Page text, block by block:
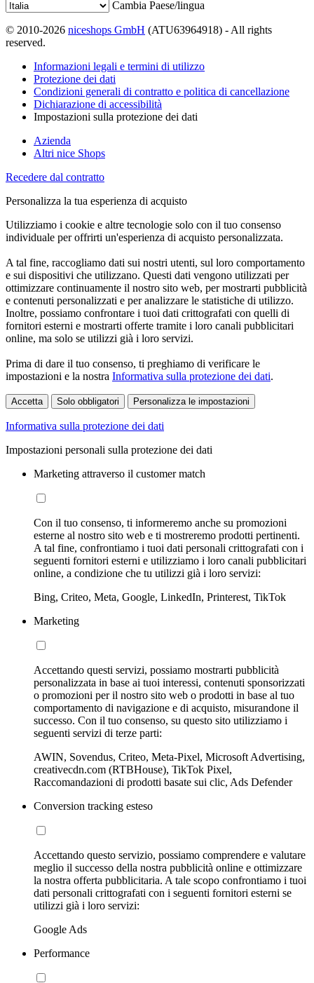
Cambia Paese/lingua
© 2010-2026 niceshops GmbH (ATU63964918) - All rights
reserved.
Informazioni legali e termini di utilizzo
Protezione dei dati
Condizioni generali di contratto e politica di cancellazione
Dichiarazione di accessibilità
Impostazioni sulla protezione dei dati
Azienda
Altri nice Shops
Recedere dal contratto
Personalizza la tua esperienza di acquisto
Utilizziamo i cookie e altre tecnologie solo con il tuo consenso
individuale per offrirti un'esperienza di acquisto personalizzata.
A tal fine, raccogliamo dati sui nostri utenti, sul loro comportamento
e sui dispositivi che utilizzano. Questi dati vengono utilizzati per
ottimizzare continuamente il nostro sito web, per mostrarti pubblicità
e contenuti personalizzati e per analizzare le statistiche di utilizzo.
Inoltre, possiamo confrontare i tuoi dati crittografati con quelli di
fornitori esterni e mostrarti offerte tramite i loro canali pubblicitari
online, ma solo se utilizzi già i loro servizi.
Prima di dare il tuo consenso, ti preghiamo di verificare le
impostazioni e la nostra Informativa sulla protezione dei dati.
Accetta Solo obbligatori Personalizza le impostazioni
Informativa sulla protezione dei dati
Impostazioni personali sulla protezione dei dati
Marketing attraverso il customer match
Con il tuo consenso, ti informeremo anche su promozioni
esterne al nostro sito web e ti mostreremo prodotti pertinenti.
A tal fine, confrontiamo i tuoi dati personali crittografati con i
seguenti fornitori esterni e utilizziamo i loro canali pubblicitari
online, a condizione che tu utilizzi già i loro servizi:
Bing, Criteo, Meta, Google, LinkedIn, Printerest, TikTok
Marketing
Accettando questi servizi, possiamo mostrarti pubblicità
personalizzata in base ai tuoi interessi, contenuti sponsorizzati
o promozioni per il nostro sito web o prodotti in base al tuo
comportamento di navigazione e di acquisto, misurandone il
successo. Con il tuo consenso, su questo sito utilizziamo i
seguenti servizi di terze parti:
AWIN, Sovendus, Criteo, Meta-Pixel, Microsoft Advertising,
creativecdn.com (RTBHouse), TikTok Pixel,
Raccomandazioni di prodotti basate sui clic, Ads Defender
Conversion tracking esteso
Accettando questo servizio, possiamo comprendere e valutare
meglio il successo della nostra pubblicità online e ottimizzare
la nostra offerta pubblicitaria. A tale scopo confrontiamo i tuoi
dati personali crittografati con i seguenti fornitori esterni se
utilizzi già i loro servizi:
Google Ads
Performance